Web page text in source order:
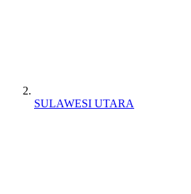
SULAWESI UTARA